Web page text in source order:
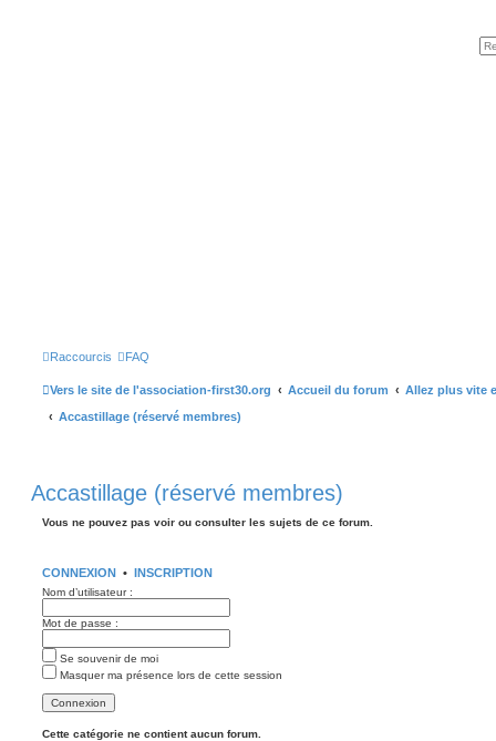
Raccourcis FAQ
Vers le site de l'association-first30.org Accueil du forum
Allez plus vite
Accastillage (réservé membres)
Accastillage (réservé membres)
Vous ne pouvez pas voir ou consulter les sujets de ce forum.
CONNEXION • INSCRIPTION
Nom d’utilisateur :
Mot de passe :
Se souvenir de moi
Masquer ma présence lors de cette session
Cette catégorie ne contient aucun forum.